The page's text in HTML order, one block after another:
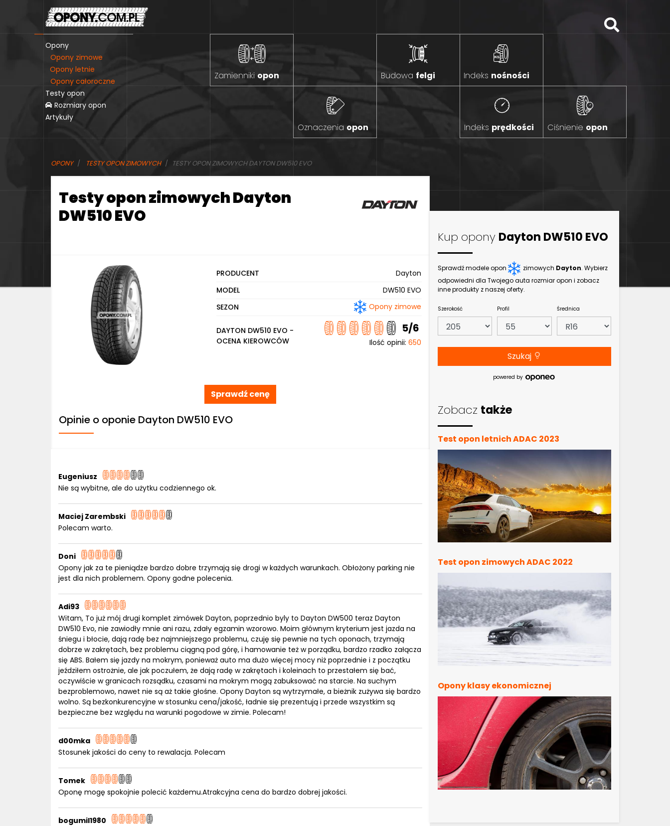
Opony
Opony zimowe
Opony letnie
Opony całoroczne
Testy opon
Rozmiary opon
Artykuły
Zamienniki opon Budowa felgi Indeks nośności
Indeks prędkości Ciśnienie opon
Oznaczenia opon
OPONY TESTY OPON ZIMOWYCH TESTY OPON ZIMOWYCH DAYTON DW510 EVO
Testy opon zimowych Dayton
DW510 EVO
PRODUCENT
Dayton
MODEL
DW510 EVO
SEZON
Opony zimowe
DAYTON DW510 EVO -
OCENA KIEROWCÓW
5/6
Ilość opinii: 650
Sprawdź cenę
Opinie o oponie Dayton DW510 EVO
Eugeniusz
Nie są wybitne, ale do użytku codziennego ok.
Maciej Zarembski
Polecam warto.
Doni
Opony jak za te pieniądze bardzo dobre trzymają się drogi w każdych warunkach. Obłożony parking nie
jest dla nich problemem. Opony godne polecenia.
Adi93
Witam, To już mój drugi komplet zimówek Dayton, poprzednio byly to Dayton DW500 teraz Dayton
DW510 Evo, nie zawiodły mnie ani razu, zdały egzamin wzorowo. Moim głównym kryterium jest jazda na
śniegu i błocie, dają radę bez najmniejszego problemu, czuję się pewnie na tych oponach, trzymają
dobrze w zakrętach, bez problemu ciągną pod górę, i hamowanie też w porządku, bardzo rzadko załącza
się ABS. Bałem się jazdy na mokrym, ponieważ auto ma dużo więcej mocy niż poprzednie i z początku
jeździłem ostrożnie, ale jak poczułem, że dają radę w zakrętach i koleinach to przestałem się bać,
oczywiście w granicach rozsądku, czasami na mokrym mogą zabuksować na starcie. Na suchym
bezproblemowo, nawet nie są aż takie głośne. Opony Dayton są wytrzymałe, a bieżnik zużywa się bardzo
wolno. Są bezkonkurencyjne w stosunku cena/jakość, ładnie się prezentują i przede wszystkim są
bezpieczne bez względu na warunki pogodowe w zimie. Polecam!
d00mka
Stosunek jakości do ceny to rewalacja. Polecam
Tomek
Oponę mogę spokojnie polecić każdemu.Atrakcyjna cena do bardzo dobrej jakości.
bogumil1980
Kup opony Dayton DW510 EVO
Sprawdź modele opon zimowych Dayton. Wybierz
odpowiedni dla Twojego auta rozmiar opon i zobacz
inne produkty z naszej oferty.
Szerokość Profil Średnica
Szukaj
powered by
Zobacz także
Test opon letnich ADAC 2023
Test opon zimowych ADAC 2022
Opony klasy ekonomicznej